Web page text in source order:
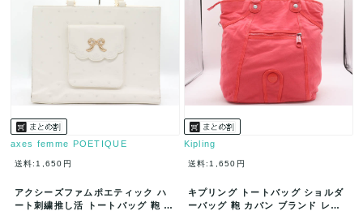
axes femme POETIQUE
送料:1,650円
アクシーズファムポエティック ハ
ート刺繍推し活 トートバッグ 鞄 カ
Kipling
送料:1,650円
キプリング トートバッグ ショルダ
ーバッグ 鞄 カバン ブランド レデ